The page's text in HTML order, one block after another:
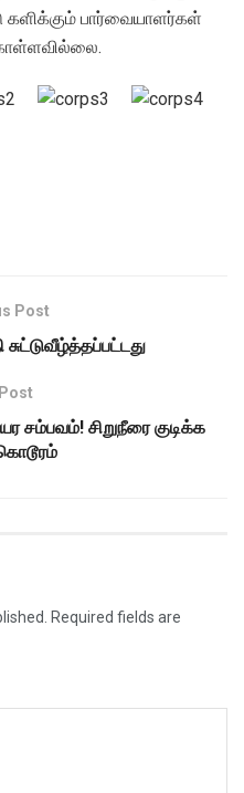
பார்வையாளர்கள்
Post
சம்பவம்! சிறுநீரை குடிக்க
Required fields are